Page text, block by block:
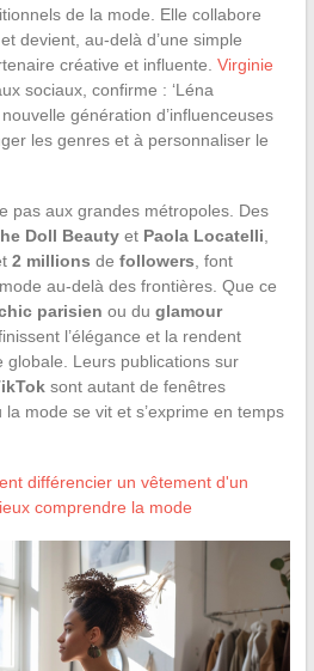
de la mode. Elle collabore
devient, au-delà d’une simple
créative et influente. Virginie
sociaux, confirme : ‘Léna
génération d’influenceuses
les genres et à personnaliser le
pas aux grandes métropoles. Des
Doll Beautyet Paola Locatelli
2 millions de followers , font
au-delà des frontières. Que ce
parisien ou du glamour
l’élégance et la rendent
globale. Leurs publications sur
sont autant de fenêtres
mode se vit et s’exprime en temps
différencier un vêtement d'un
comprendre la mode